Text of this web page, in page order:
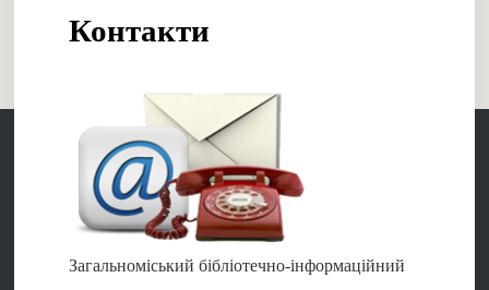
Контакти
Загальноміський бібліотечно-інформаційний